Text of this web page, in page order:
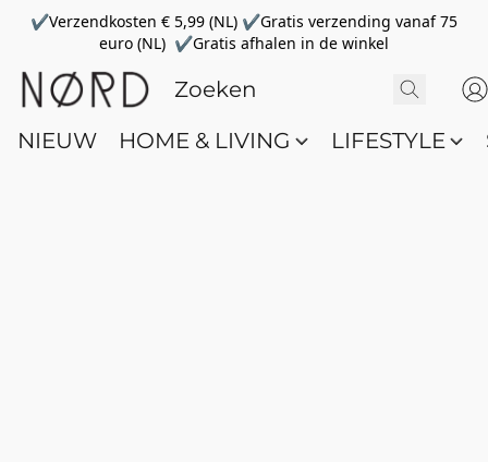
✔Verzendkosten € 5,99 (NL) ✔Gratis verzending vanaf 75
euro (NL) ✔Gratis afhalen in de winkel
NIEUW HOME & LIVING LIFESTYLE